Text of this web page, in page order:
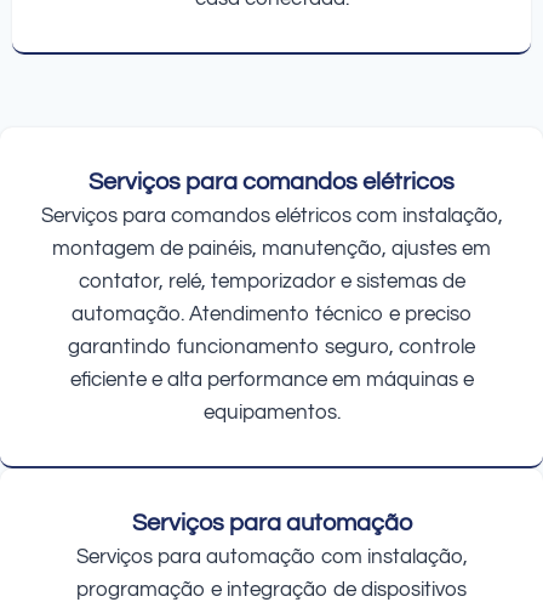
Serviços para comandos elétricos
Serviços para comandos elétricos com instalação,
montagem de painéis, manutenção, ajustes em
contator, relé, temporizador e sistemas de
automação. Atendimento técnico e preciso
garantindo funcionamento seguro, controle
eficiente e alta performance em máquinas e
equipamentos.
Serviços para automação
Serviços para automação com instalação,
programação e integração de dispositivos